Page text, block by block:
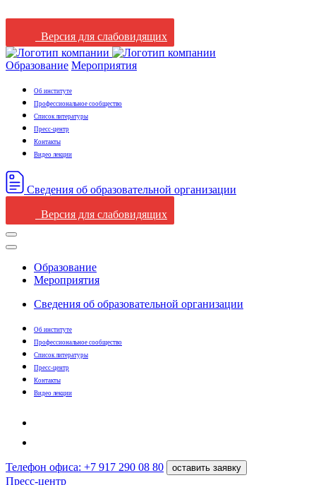
Версия для слабовидящих
Образование Мероприятия
Об институте
Профессиональное сообщество
Список литературы
Пресс-центр
Контакты
Видео лекции
Сведения oб oбразовательной oрганизации
Версия для слабовидящих
Образование
Мероприятия
Сведения oб oбразовательной oрганизации
Об институте
Профессиональное сообщество
Список литературы
Пресс-центр
Контакты
Видео лекции
Телефон офиса: +7 917 290 08 80 оставить заявку
Пресс-центр